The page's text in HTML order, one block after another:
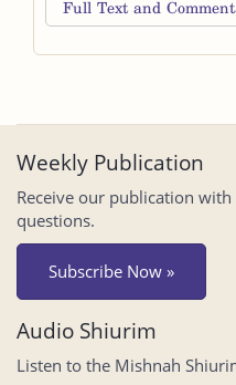
Full Text and
Weekly Publication
Receive our publication
questions.
Subscribe Now »
Audio Shiurim
Listen to the Mishnah